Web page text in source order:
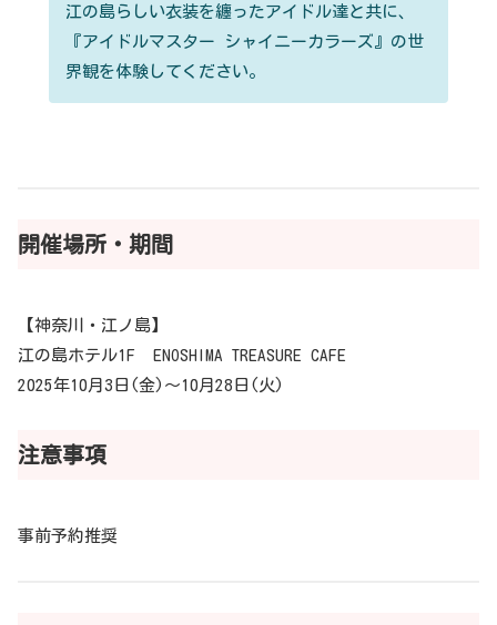
江の島らしい衣装を纏ったアイドル達と共に、
『アイドルマスター シャイニーカラーズ』の世
界観を体験してください。
開催場所・期間
【神奈川・江ノ島】
江の島ホテル1F ENOSHIMA TREASURE CAFE
2025年10月3日(金)～10月28日(火)
注意事項
事前予約推奨